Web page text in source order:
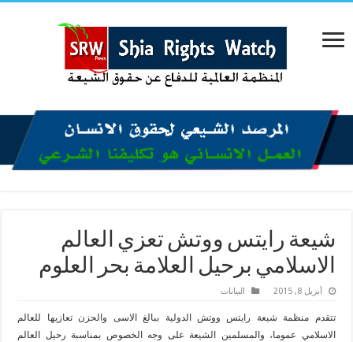
شيعة رايتس ووتش تعزي العالم
الاسلامي برحيل العلامة بحر العلوم
أبريل 8, 2015 البیانات
تتقدم منظمة شيعة رايتس ووتش الدولية ببالغ الاسى والحزن تعازيها للعالم
الاسلامي عموما، والمسلمين الشيعة على وجه الخصوص بمناسبة رحيل العالم